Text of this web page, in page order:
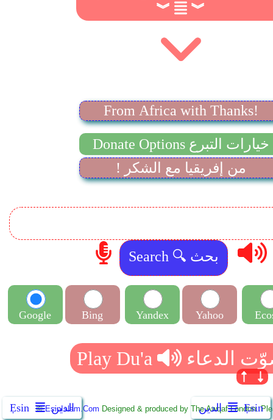
Ẹsin الدين الدين Ẹsin
︾
︾
From Africa with Thanks!
Donate Options خيارات التبرع
! من إفريقيا مع الشكر
Google Bing Yandex Yahoo
©EsinIslam.Com Designed & produced by The Awqaf London.